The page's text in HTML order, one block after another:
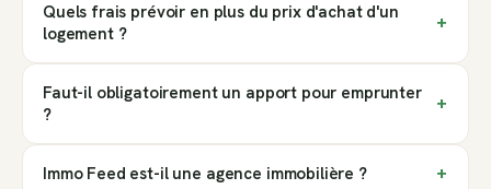
Quels frais prévoir en plus du prix d'achat d'un
logement ?
Faut-il obligatoirement un apport pour emprunter
?
Immo Feed est-il une agence immobilière ?